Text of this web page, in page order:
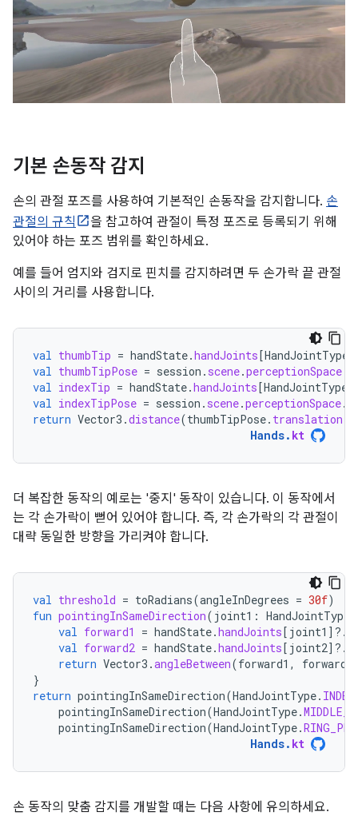
기본 손동작 감지
손의 관절 포즈를 사용하여 기본적인 손동작을 감지합니다. 손
관절의 규칙
을 참고하여 관절이 특정 포즈로 등록되기 위해
있어야 하는 포즈 범위를 확인하세요.
예를 들어 엄지와 검지로 핀치를 감지하려면 두 손가락 끝 관절
사이의 거리를 사용합니다.
val thumbTip = handState.handJoints [HandJointType
val thumbTipPose = session . scene.perceptionSpace
val indexTip = handState.handJoints [HandJointType
val indexTipPose = session . scene.perceptionSpace.
return Vector3 .distance(thumbTipPose. translation
Hands. kt
더 복잡한 동작의 예로는 '중지' 동작이 있습니다. 이 동작에서
는 각 손가락이 뻗어 있어야 합니다. 즉, 각 손가락의 각 관절이
대략 동일한 방향을 가리켜야 합니다.
val threshold = toRadians(angleInDegrees = 30f)
fun pointingInSameDirection( joint1 : HandJointType
val forward1 = handState.handJoints [ joint1 ]?.
val forward2 = handState.handJoints [ joint2]?.
return Vector3 .angleBetween(forward1 , forward2
}
return pointingInSameDirection(HandJointType.
pointingInSameDirection(HandJointType.
pointingInSameDirection(HandJointType.
Hands. kt
손 동작의 맞춤 감지를 개발할 때는 다음 사항에 유의하세요.